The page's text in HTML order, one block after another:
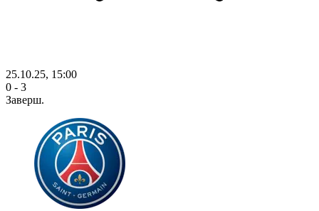
25.10.25, 15:00
0 - 3
Заверш.